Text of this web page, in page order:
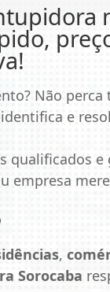
Não perca
e
qualificados
empresa
,
Sorocaba